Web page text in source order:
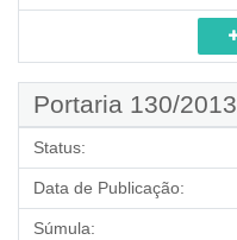
Portaria 130/2013
Status:
Data de Publicação:
Súmula: